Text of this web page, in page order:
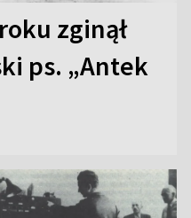
zginął
ps. „Antek